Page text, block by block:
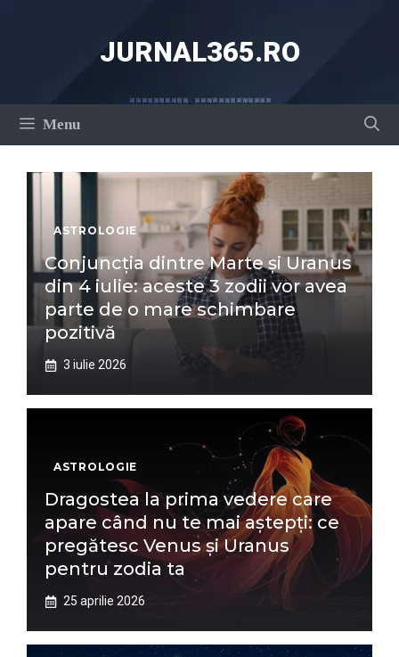
JURNAL365.RO
Menu
ASTROLOGIE
Conjuncția dintre Marte și Uranus
din 4 iulie: aceste 3 zodii vor avea
parte de o mare schimbare
pozitivă
3 iulie 2026
ASTROLOGIE
Dragostea la prima vedere care
apare când nu te mai aștepți: ce
pregătesc Venus și Uranus
pentru zodia ta
25 aprilie 2026